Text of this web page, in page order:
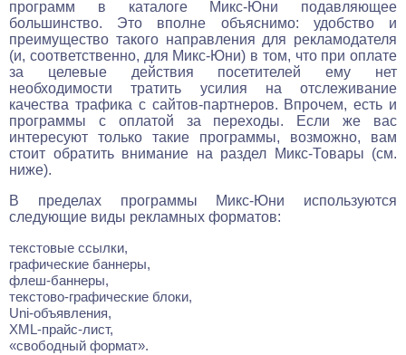
программ в каталоге Микс-Юни подавляющее
большинство. Это вполне объяснимо: удобство и
преимущество такого направления для рекламодателя
(и, соответственно, для Микс-Юни) в том, что при оплате
за целевые действия посетителей ему нет
необходимости тратить усилия на отслеживание
качества трафика с сайтов-партнеров. Впрочем, есть и
программы с оплатой за переходы. Если же вас
интересуют только такие программы, возможно, вам
стоит обратить внимание на раздел Микс-Товары (см.
ниже).
В пределах программы Микс-Юни используются
следующие виды рекламных форматов:
текстовые ссылки,
графические баннеры,
флеш-баннеры,
текстово-графические блоки,
Uni-объявления,
XML-прайс-лист,
«свободный формат».